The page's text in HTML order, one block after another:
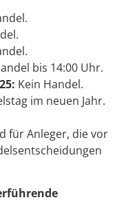
bis 14:00 Uhr.
Kein Handel.
im neuen Jahr.
für Anleger, die vor